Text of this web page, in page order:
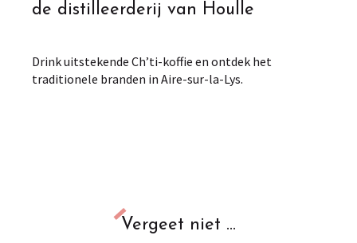
de distilleerderij van Houlle
Drink uitstekende Ch’ti-koffie en ontdek het
traditionele branden in Aire-sur-la-Lys.
Vergeet niet ...